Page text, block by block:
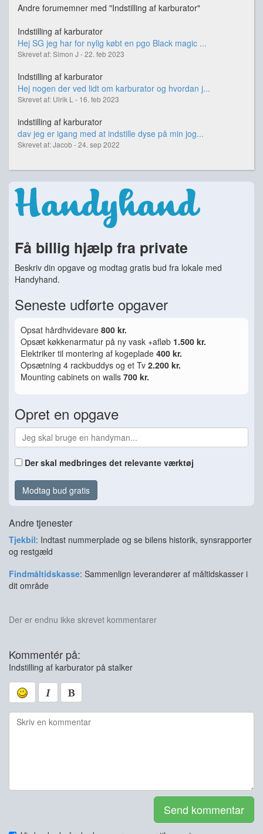
Andre forumemner med "Indstilling af karburator"
Indstilling af karburator
Hej SG jeg har for nylig købt en pgo Black magic ...
Skrevet af: Simon J - 22. feb 2023
Indstilling af karburator
Hej nogen der ved lidt om karburator og hvordan j...
Skrevet af: Ulrik L - 16. feb 2023
indstilling af karburator
dav jeg er igang med at indstille dyse på min jog...
Skrevet af: Jacob - 24. sep 2022
Få billig hjælp fra private
Beskriv din opgave og modtag gratis bud fra lokale med
Handyhand.
Seneste udførte opgaver
Opsat hårdhvidevare 800 kr.
Opsæt køkkenarmatur på ny vask +afløb 1.500 kr.
Elektriker til montering af kogeplade 400 kr.
Opsætning 4 rackbuddys og et Tv 2.200 kr.
Mounting cabinets on walls 700 kr.
Opret en opgave
Der skal medbringes det relevante værktøj
Modtag bud gratis
Andre tjenester
Tjekbil: Indtast nummerplade og se bilens historik, synsrapporter
og restgæld
Findmåltidskasse: Sammenlign leverandører af måltidskasser i
dit område
Der er endnu ikke skrevet kommentarer
Kommentér på:
Indstilling af karburator på stalker
Send kommentar